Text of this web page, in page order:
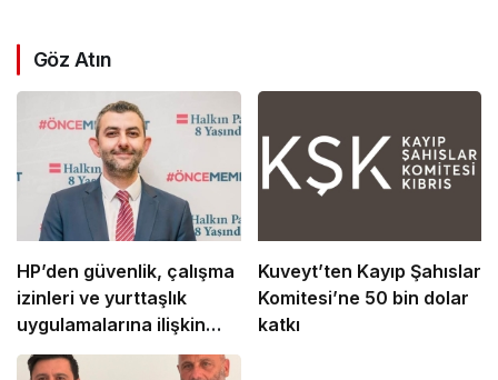
Göz Atın
HP’den güvenlik, çalışma
izinleri ve yurttaşlık
uygulamalarına ilişkin
öneriler
Kuveyt’ten Kayıp Şahıslar
Komitesi’ne 50 bin dolar
katkı